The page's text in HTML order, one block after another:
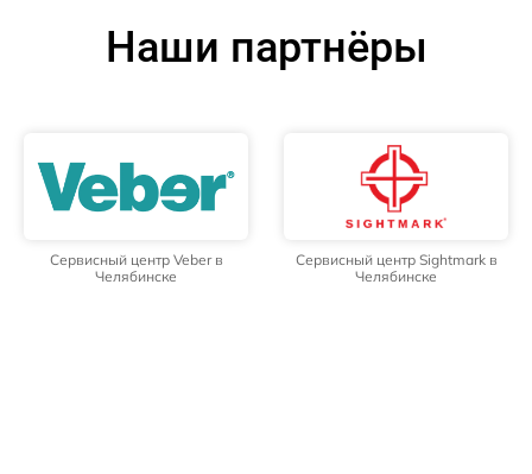
Наши партнёры
Сервисный центр Veber в
Челябинске
Сервисный центр Sightmark в
Челябинске